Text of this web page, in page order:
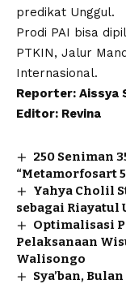
predikat Unggul.
Prodi PAI bisa
PTKIN, Jalur
Internasional.
Reporter: Aissya
Editor: Revina
250 Seniman
“Metamorfosart
Yahya Cholil
sebagai Riayatul
Optimalisasi
Pelaksanaan
Walisongo
Sya’ban,